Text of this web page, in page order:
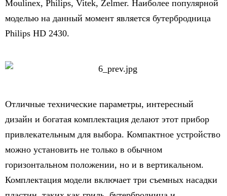
Moulinex, Philips, Vitek, Zelmer. Наиболее популярной
моделью на данный момент является бутербродница
Philips HD 2430.
Отличные технические параметры, интересный
дизайн и богатая комплектация делают этот прибор
привлекательным для выбора. Компактное устройство
можно установить не только в обычном
горизонтальном положении, но и в вертикальном.
Комплектация модели включает три съемных насадки